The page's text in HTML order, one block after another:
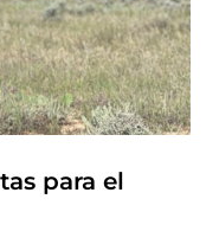
para el